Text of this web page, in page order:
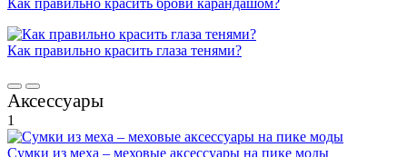
Как правильно красить брови карандашом?
Как правильно красить глаза тенями?
Аксессуары
1
Сумки из меха – меховые аксессуары на пике моды